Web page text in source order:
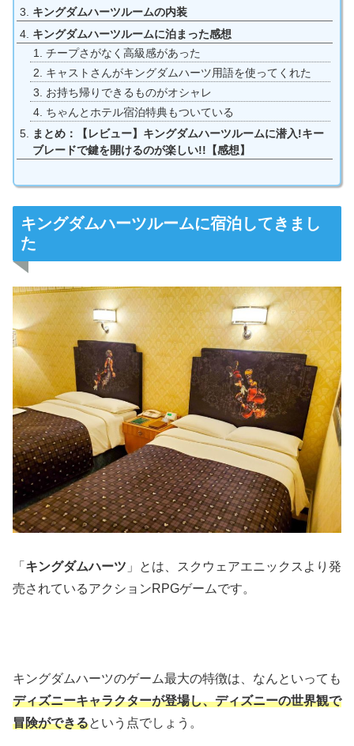
キングダムハーツルームの内装
キングダムハーツルームに泊まった感想
チープさがなく高級感があった
キャストさんがキングダムハーツ用語を使ってくれた
お持ち帰りできるものがオシャレ
ちゃんとホテル宿泊特典もついている
まとめ：【レビュー】キングダムハーツルームに潜入!キー
ブレードで鍵を開けるのが楽しい!!【感想】
キングダムハーツルームに宿泊してきまし
た
「 キングダムハーツ 」とは、スクウェアエニックスより発
売されているアクションRPGゲームです。
キングダムハーツのゲーム最大の特徴は、なんといっても
ディズニーキャラクターが登場し、ディズニーの世界観で
冒険ができるという点でしょう。